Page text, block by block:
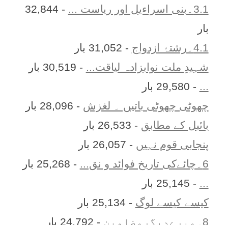
3.1۔بنی اسراءیل اور ریاست ...
- 32,844
بار
4.1۔رشتۂ ازدواج
- 31,052 بار
شہیدِ ملت نوابزادہ لیاقت... - 30,519 بار
... - 29,580 بار
چھوٹی چھوٹی باتیں ۔ لغزش - 28,096 بار
بائبل کے مطابق - 26,533 بار
پنجابی قوم نہیں - 26,057 بار
6۔چائےکی تاریخ فوائد و نق...
- 25,268 بار
... - 25,145 بار
کیسے کیسے لوگ - 25,134 بار
8۔میرےدیگرمضامین
- 24,792 بار